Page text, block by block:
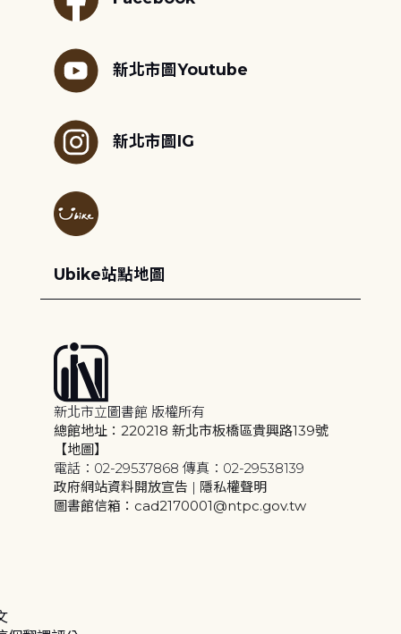
新北市圖Youtube
新北市圖IG
Ubike站點地圖
新北市立圖書館 版權所有
總館地址：220218 新北市板橋區貴興路139號
【地圖】
電話：02-29537868 傳真：02-29538139
政府網站資料開放宣告 | 隱私權聲明
圖書館信箱：cad2170001@ntpc.gov.tw